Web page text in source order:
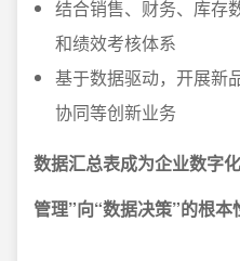
结合销售、财务、库存
和绩效考核体系
基于数据驱动，开展新
协同等创新业务
数据汇总表成为企业数字
管理”向“数据决策”的根本